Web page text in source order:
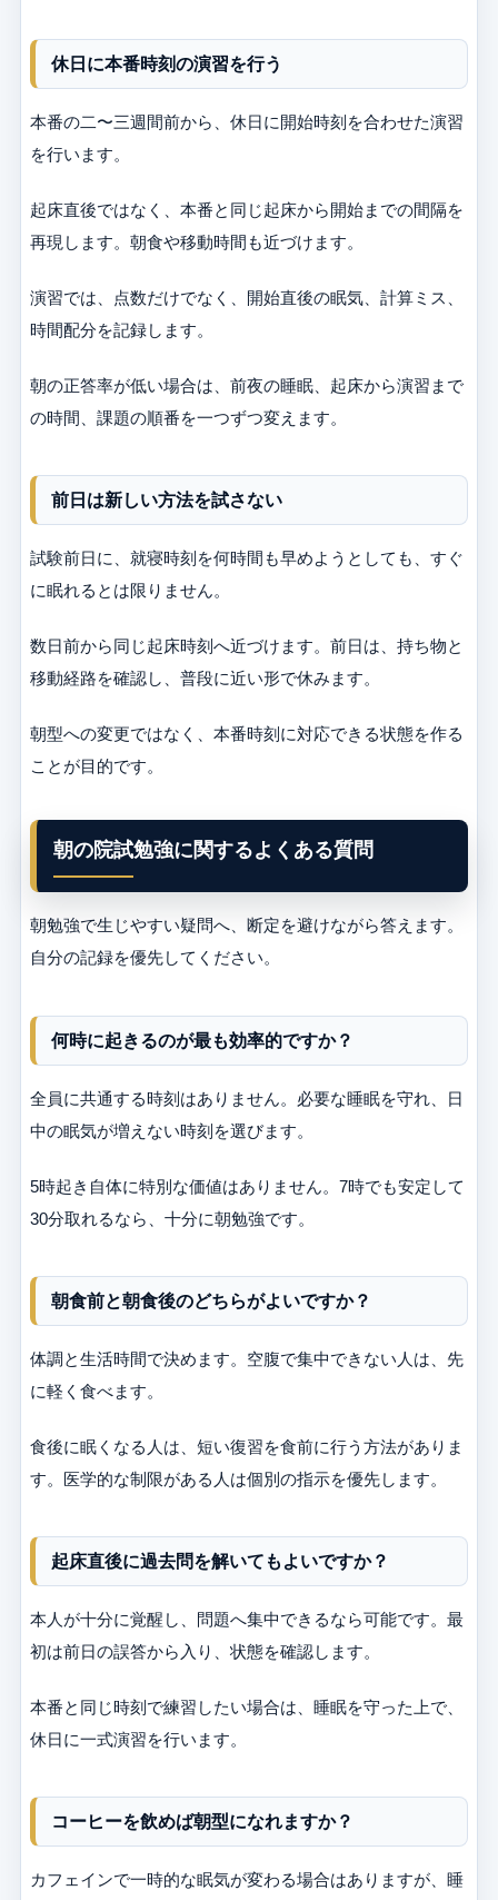
休日に本番時刻の演習を行う
本番の二〜三週間前から、休日に開始時刻を合わせた演習
を行います。
起床直後ではなく、本番と同じ起床から開始までの間隔を
再現します。朝食や移動時間も近づけます。
演習では、点数だけでなく、開始直後の眠気、計算ミス、
時間配分を記録します。
朝の正答率が低い場合は、前夜の睡眠、起床から演習まで
の時間、課題の順番を一つずつ変えます。
前日は新しい方法を試さない
試験前日に、就寝時刻を何時間も早めようとしても、すぐ
に眠れるとは限りません。
数日前から同じ起床時刻へ近づけます。前日は、持ち物と
移動経路を確認し、普段に近い形で休みます。
朝型への変更ではなく、本番時刻に対応できる状態を作る
ことが目的です。
朝の院試勉強に関するよくある質問
朝勉強で生じやすい疑問へ、断定を避けながら答えます。
自分の記録を優先してください。
何時に起きるのが最も効率的ですか？
全員に共通する時刻はありません。必要な睡眠を守れ、日
中の眠気が増えない時刻を選びます。
5時起き自体に特別な価値はありません。7時でも安定して
30分取れるなら、十分に朝勉強です。
朝食前と朝食後のどちらがよいですか？
体調と生活時間で決めます。空腹で集中できない人は、先
に軽く食べます。
食後に眠くなる人は、短い復習を食前に行う方法がありま
す。医学的な制限がある人は個別の指示を優先します。
起床直後に過去問を解いてもよいですか？
本人が十分に覚醒し、問題へ集中できるなら可能です。最
初は前日の誤答から入り、状態を確認します。
本番と同じ時刻で練習したい場合は、睡眠を守った上で、
休日に一式演習を行います。
コーヒーを飲めば朝型になれますか？
カフェインで一時的な眠気が変わる場合はありますが、睡